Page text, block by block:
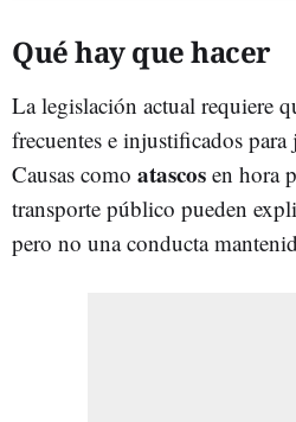
Qué hay que hacer
La legislación actual requiere
frecuentes e injustificados
Causas como atascos en hora
transporte público pueden
pero no una conducta